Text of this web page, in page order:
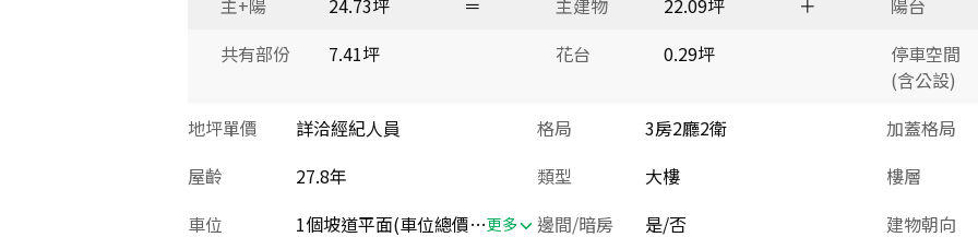
主+陽 24.73坪 ＝ 主建物 22.09坪 ＋
陽台
共有部份
7.41坪 花台 0.29坪
停車空間
(含公設)
地坪單價
詳洽經紀人員 格局 3房2廳2衛
加蓋格局
屋齡
27.8年 類型 大樓
樓層
車位
1個坡道平面(車位總價：200萬)更多 邊間/暗房 是/否
建物朝向